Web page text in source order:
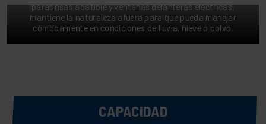
parabrisas abatible y ventanas delanteras eléctricas,
mantiene la naturaleza afuera para que pueda manejar
cómodamente en condiciones de lluvia, nieve o polvo.
CAPACIDAD